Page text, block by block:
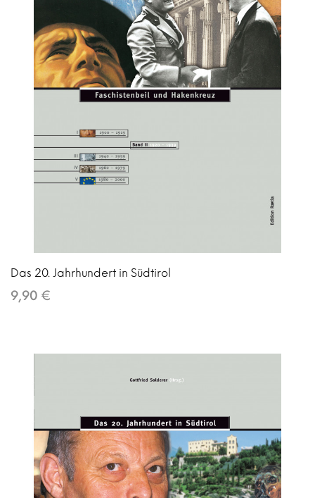
Das 20. Jahrhundert in Südtirol
9,90 €